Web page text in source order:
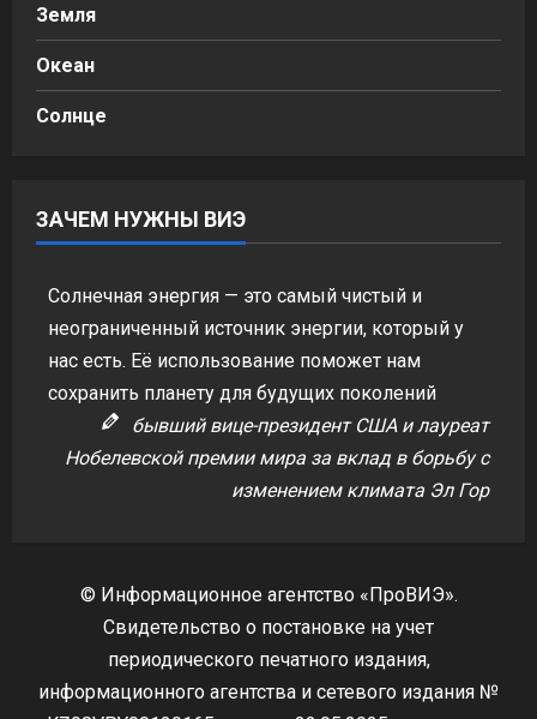
Земля
Океан
Солнце
ЗАЧЕМ НУЖНЫ ВИЭ
Солнечная энергия — это самый чистый и
неограниченный источник энергии, который у
нас есть. Её использование поможет нам
сохранить планету для будущих поколений
бывший вице-президент США и лауреат
Нобелевской премии мира за вклад в борьбу с
изменением климата Эл Гор
© Информационное агентство «ПроВИЭ».
Свидетельство о постановке на учет
периодического печатного издания,
информационного агентства и сетевого издания №